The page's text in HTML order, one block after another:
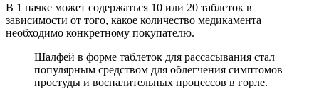
В 1 пачке может содержаться 10 или 20 таблеток в
зависимости от того, какое количество медикамента
необходимо конкретному покупателю.
Шалфей в форме таблеток для рассасывания стал
популярным средством для облегчения симптомов
простуды и воспалительных процессов в горле.